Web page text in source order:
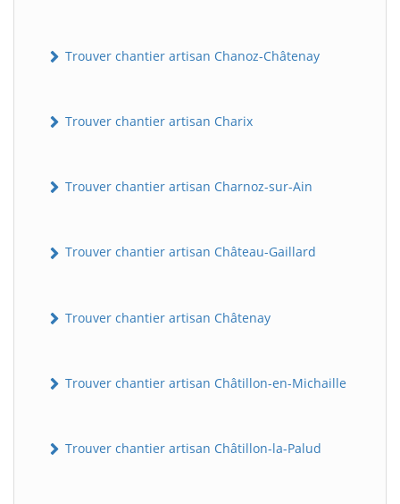
Trouver chantier artisan Chanoz-Châtenay
Trouver chantier artisan Charix
Trouver chantier artisan Charnoz-sur-Ain
Trouver chantier artisan Château-Gaillard
Trouver chantier artisan Châtenay
Trouver chantier artisan Châtillon-en-Michaille
Trouver chantier artisan Châtillon-la-Palud